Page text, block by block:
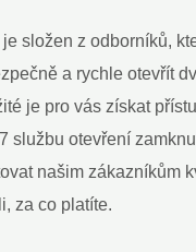
je ‍složen z odborníků,
a rychle ‌otevřít
je ​pro‍ vás‍ získat
​službu otevření
našim zákazníkům
za co platíte.